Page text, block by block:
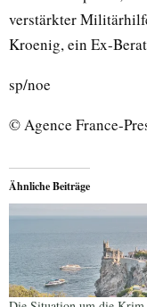
verstärkter
Kroenig, ein Ex-
sp/noe
© Agence France-
Ähnliche Beiträge